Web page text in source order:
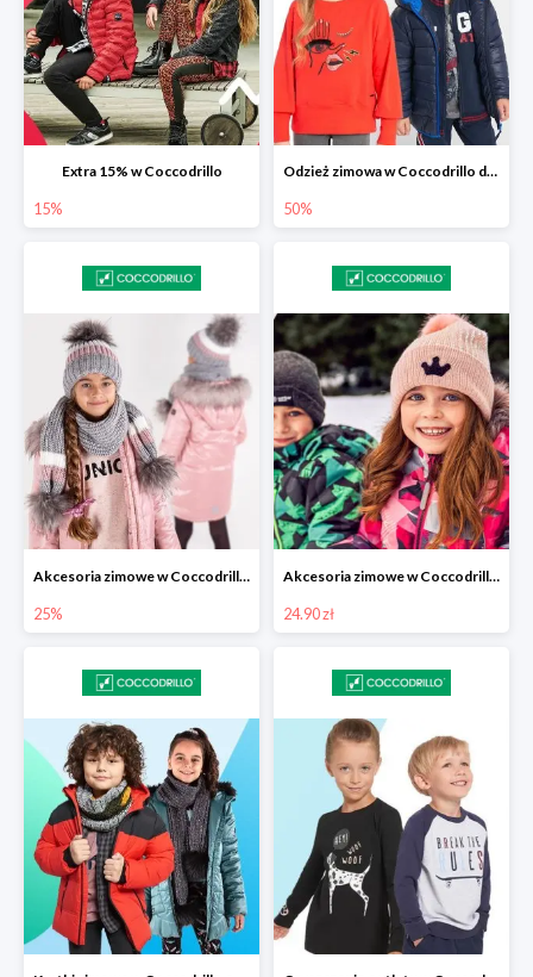
Extra 15% w Coccodrillo
15%
Odzież zimowa w Coccodrillo do -50%
50%
Akcesoria zimowe w Coccodrillo -25%
25%
Akcesoria zimowe w Coccodrillo od 24,90 zł
24.90 zł